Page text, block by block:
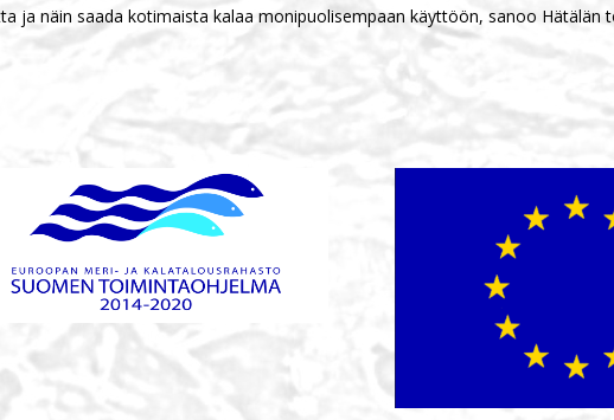
ja näin saada kotimaista kalaa monipuolisempaan käyttöön, sanoo Hätälän